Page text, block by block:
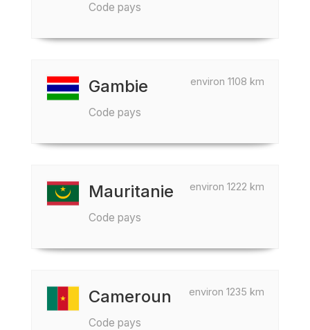
Code pays
environ 1108 km
Gambie
Code pays
environ 1222 km
Mauritanie
Code pays
environ 1235 km
Cameroun
Code pays